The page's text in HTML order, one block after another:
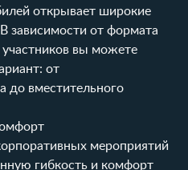
открывает широкие
зависимости от формата
участников вы можете
от
до вместительного
мероприятий
гибкость и комфорт